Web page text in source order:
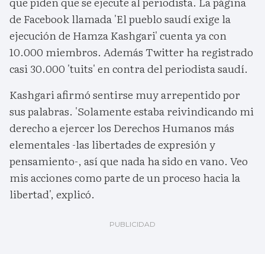
de Facebook llamada 'El pueblo saudí exige la
ejecución de Hamza Kashgari' cuenta ya con
10.000 miembros. Además Twitter ha registrado
casi 30.000 'tuits' en contra del periodista saudí.
Kashgari afirmó sentirse muy arrepentido por
sus palabras. 'Solamente estaba reivindicando mi
derecho a ejercer los Derechos Humanos más
elementales -las libertades de expresión y
pensamiento-, así que nada ha sido en vano. Veo
mis acciones como parte de un proceso hacia la
libertad', explicó.